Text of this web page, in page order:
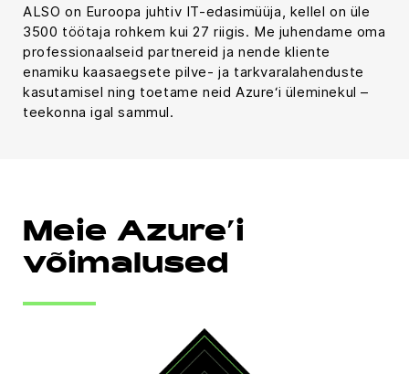
ALSO on Euroopa juhtiv IT-edasimüüja, kellel on üle
3500 töötaja rohkem kui 27 riigis. Me juhendame oma
professionaalseid partnereid ja nende kliente
enamiku kaasaegsete pilve- ja tarkvaralahenduste
kasutamisel ning toetame neid Azure‘i üleminekul –
teekonna igal sammul.
Meie Azure’i
võimalused